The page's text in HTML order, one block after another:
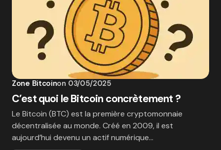
Zone Bitcoinon 03/05/2025
C’est quoi le Bitcoin concrètement ?
Le Bitcoin (BTC) est la première cryptomonnaie
décentralisée au monde. Créé en 2009, il est
aujourd’hui devenu un actif numérique…